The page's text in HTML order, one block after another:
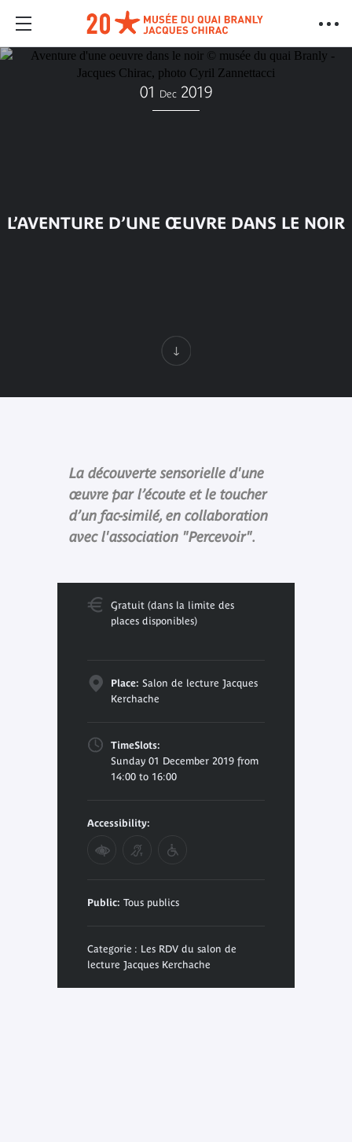
01 Dec 2019
L’AVENTURE D’UNE ŒUVRE DANS LE NOIR
La découverte sensorielle d'une
œuvre par l’écoute et le toucher
d’un fac-similé, en collaboration
avec l'association "Percevoir".
Gratuit (dans la limite des
places disponibles)
Place: Salon de lecture Jacques
Kerchache
TimeSlots:
Sunday 01 December 2019 from
14:00 to 16:00
Accessibility:
Public: Tous publics
Categorie : Les RDV du salon de
lecture Jacques Kerchache